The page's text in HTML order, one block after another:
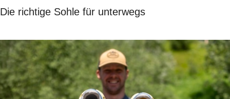
Die richtige Sohle für unterwegs